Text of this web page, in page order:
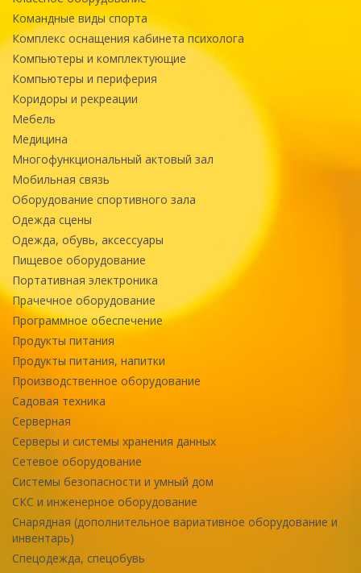
Командные виды спорта
Комплекс оснащения кабинета психолога
Компьютеры и комплектующие
Компьютеры и периферия
Коридоры и рекреации
Мебель
Медицина
Многофункциональный актовый зал
Мобильная связь
Оборудование спортивного зала
Одежда сцены
Одежда, обувь, аксессуары
Пищевое оборудование
Портативная электроника
Прачечное оборудование
Программное обеспечение
Продукты питания
Продукты питания, напитки
Производственное оборудование
Садовая техника
Серверная
Серверы и системы хранения данных
Сетевое оборудование
Системы безопасности и умный дом
СКС и инженерное оборудование
Снарядная (дополнительное вариативное оборудование и
инвентарь)
Спецодежда, спецобувь